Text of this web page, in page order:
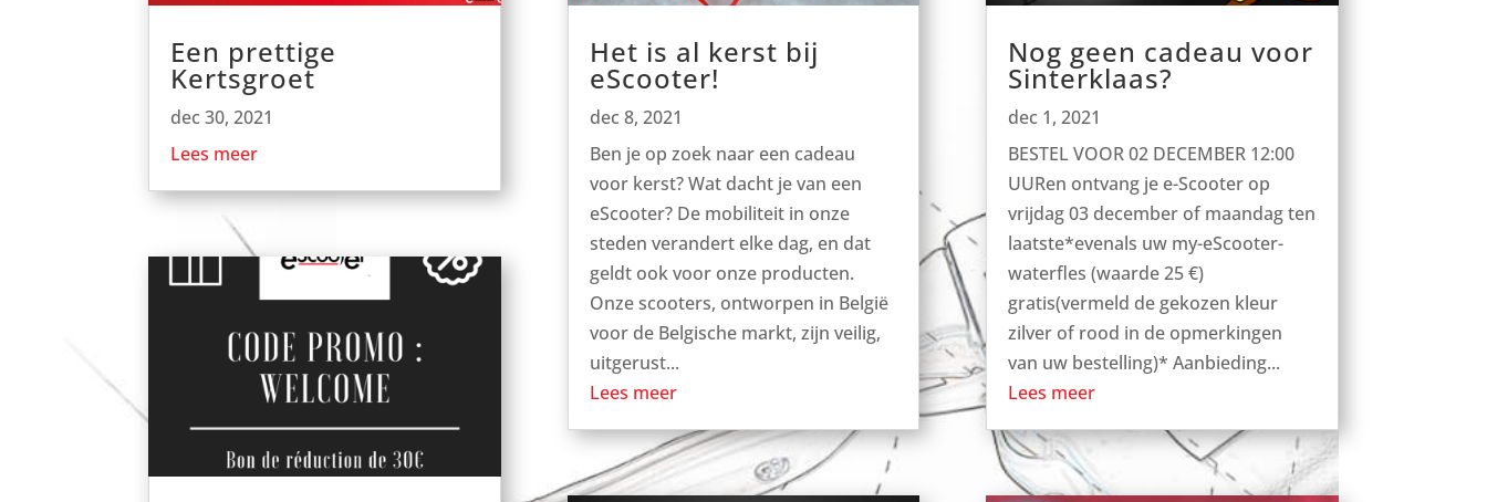
Een prettige
Kertsgroet
dec 30, 2021
Lees meer
Het is al kerst bij
eScooter!
dec 8, 2021
Ben je op zoek naar een cadeau
voor kerst? Wat dacht je van een
eScooter? De mobiliteit in onze
steden verandert elke dag, en dat
geldt ook voor onze producten.
Onze scooters, ontworpen in België
voor de Belgische markt, zijn veilig,
uitgerust...
Lees meer
Nog geen cadeau voor
Sinterklaas?
dec 1, 2021
BESTEL VOOR 02 DECEMBER 12:00
UURen ontvang je e-Scooter op
vrijdag 03 december of maandag ten
laatste*evenals uw my-eScooter-
waterfles (waarde 25 €)
gratis(vermeld de gekozen kleur
zilver of rood in de opmerkingen
van uw bestelling)* Aanbieding...
Lees meer